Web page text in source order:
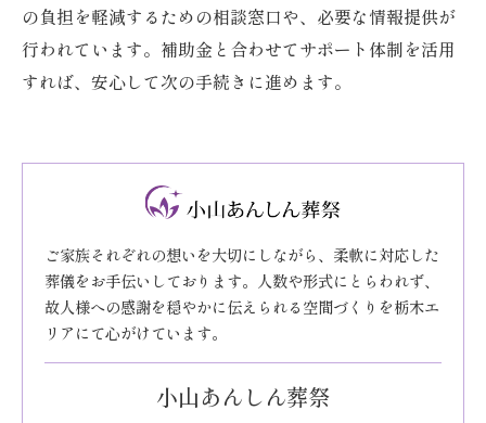
の負担を軽減するための相談窓口や、必要な情報提供が
行われています。補助金と合わせてサポート体制を活用
すれば、安心して次の手続きに進めます。
ご家族それぞれの想いを大切にしながら、柔軟に対応した
葬儀をお手伝いしております。人数や形式にとらわれず、
故人様への感謝を穏やかに伝えられる空間づくりを栃木エ
リアにて心がけています。
小山あんしん葬祭